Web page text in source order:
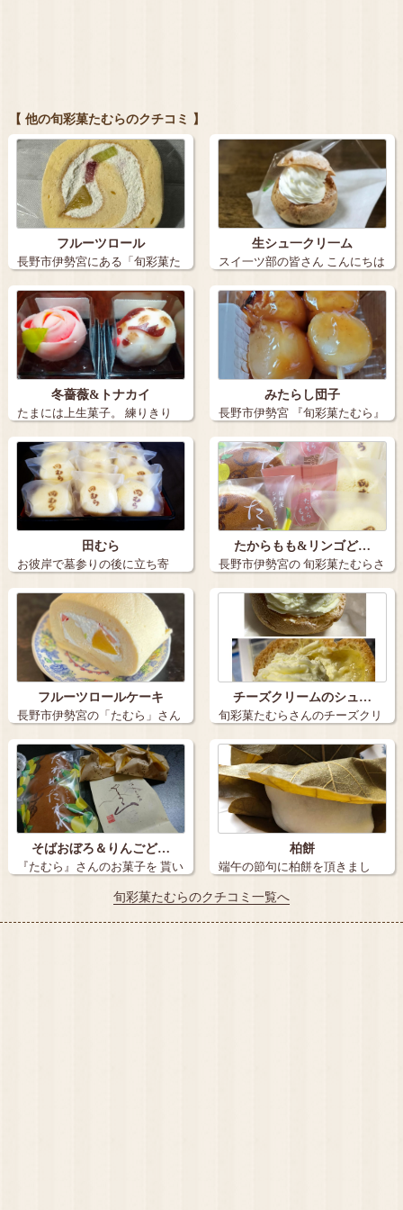
【 他の旬彩菓たむらのクチコミ 】
フルーツロール
長野市伊勢宮にある「旬彩菓た
むら」へ行っ…
生シュ一クリ一ム
スイ一ツ部の皆さん こんにちは
久し…
冬薔薇&トナカイ
たまには上生菓子。 練りきり
「冬薔薇」…
みたらし団子
長野市伊勢宮 『旬彩菓たむら』
さん(*…
田むら
お彼岸で墓参りの後に立ち寄
り。 カスタ…
たからもも&リンゴど…
長野市伊勢宮の 旬彩菓たむらさ
んの和菓…
フルーツロールケーキ
長野市伊勢宮の「たむら」さん
のフルーツロ…
チーズクリームのシュ…
旬彩菓たむらさんのチーズクリ
ームのシュー…
そばおぼろ＆りんごど…
『たむら』さんのお菓子を 貰い
柏餅
端午の節句に柏餅を頂きまし
た。 こしあ…
旬彩菓たむらのクチコミ一覧へ